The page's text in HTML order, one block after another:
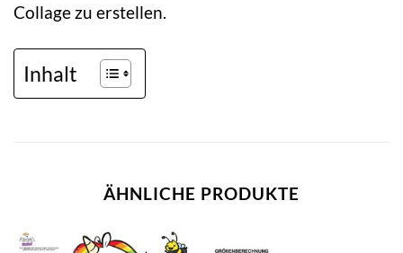
Collage zu erstellen.
Inhalt
ÄHNLICHE PRODUKTE